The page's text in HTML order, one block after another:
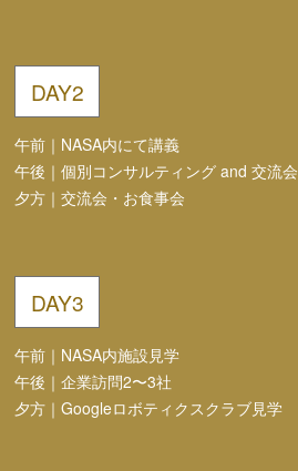
DAY2
午前｜ NASA内にて講義
午後｜個別コンサルティング and 交流会
夕方｜交流会・お食事会
DAY3
午前｜ NASA内施設見学
午後｜企業訪問2〜3社
夕方｜Googleロボティクスクラブ見学